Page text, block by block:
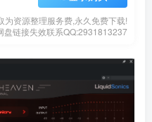
为资源整理服务费,永久免费下载!
盘链接失效联系QQ:2931813237